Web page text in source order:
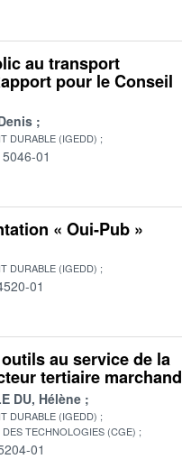
au transport
pour le Conseil
DURABLE (IGEDD)
01
« Oui-Pub »
DURABLE (IGEDD)
01
au service de la
tertiaire marchand
DU, Hélène
DURABLE (IGEDD)
TECHNOLOGIES (CGE)
01